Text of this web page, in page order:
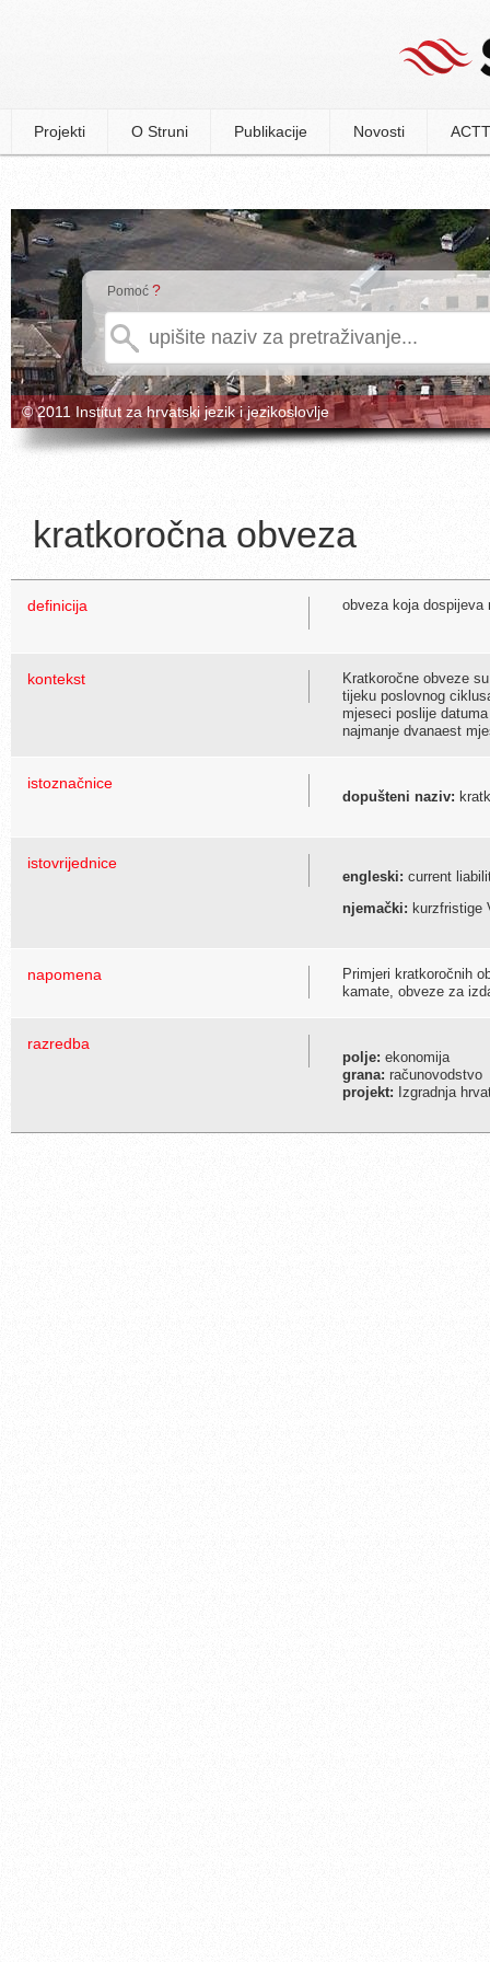
Projekti O Struni Publikacije Novosti
Pomoć ?
© 2011 Institut za hrvatski jezik i jezikoslovlje
kratkoročna obveza
definicija obveza koja dospijeva
kontekst
Kratkoročne obveze
tijeku poslovnog
mjeseci poslije
najmanje dvanaest
istoznačnice
dopušteni naziv:
istovrijednice
engleski: current
njemački: kurzfristige
napomena
Primjeri kratkoročnih
kamate, obveze za
razredba
polje: ekonomija
grana: računovodstvo
projekt: Izgradnja